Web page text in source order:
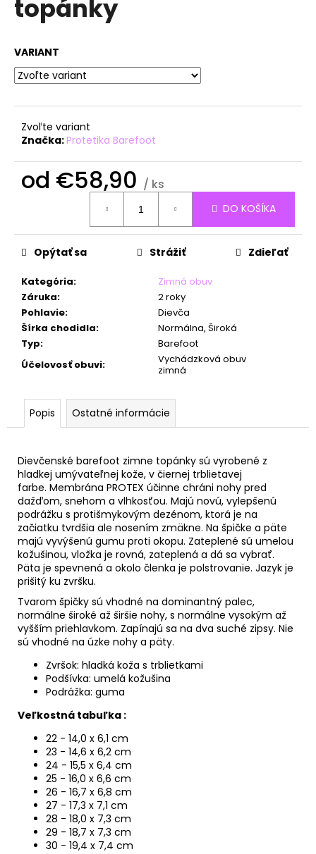
topánky
VARIANT
Zvoľte variant
Značka:Protetika Barefoot
od €58,90 / ks
DO KOŠÍKA
Kategória:
Zimná obuv
Záruka:
2 roky
Pohlavie:
Dievča
Šírka chodidla:
Normálna, Široká
Typ:
Barefoot
Účelovosť obuvi:
Vychádzková obuv
zimná
Opýtať sa Strážiť Zdieľať
Popis Ostatné informácie
Dievčenské barefoot zimne topánky sú vyrobené z
hladkej umývateľnej kože, v čiernej trblietavej
farbe. Membrána PROTEX účinne chráni nohy pred
dažďom, snehom a vlhkosťou. Majú novú, vylepšenú
podrážku s protišmykovým dezénom, ktorá je na
začiatku tvrdšia ale nosením zmäkne. Na špičke a päte
majú vyvýšenú gumu proti okopu. Zateplené sú umelou
kožušinou, vložka je rovná, zateplená a dá sa vybrať.
Päta je spevnená a okolo členka je polstrovanie. Jazyk je
prišitý ku zvršku.
Tvarom špičky sú vhodné na dominantný palec,
normálne široké až širšie nohy, s normálne vysokým až
vyšším priehlavkom. Zapínajú sa na dva suché zipsy. Nie
sú vhodné na úzke nohy a päty.
Zvršok: hladká koža s trblietkami
Podšívka: umelá kožušina
Podrážka: guma
Veľkostná tabuľka :
22 - 14,0 x 6,1 cm
23 - 14,6 x 6,2 cm
24 - 15,5 x 6,4 cm
25 - 16,0 x 6,6 cm
26 - 16,7 x 6,8 cm
27 - 17,3 x 7,1 cm
28 - 18,0 x 7,3 cm
29 - 18,7 x 7,3 cm
30 - 19,4 x 7,4 cm
á
s
ť
?
HĽADAŤ
d
p
ú
č
a
m
e